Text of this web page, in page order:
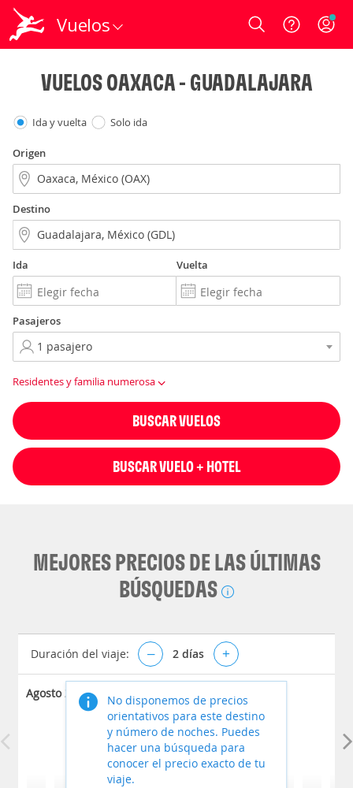
Vuelos Login
VUELOS OAXACA - GUADALAJARA
Ida y vuelta Solo ida
Origen
Destino
Ida Vuelta
Pasajeros
Residentes y familia numerosa
BUSCAR VUELOS
BUSCAR VUELO + HOTEL
MEJORES PRECIOS DE LAS ÚLTIMAS
BÚSQUEDAS
Duración del viaje: – 2 días +
Agosto 2026
No disponemos de precios
orientativos para este destino
y número de noches. Puedes
hacer una búsqueda para
conocer el precio exacto de tu
viaje.